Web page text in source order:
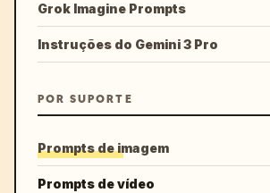
Grok Imagine Prompts
Instruções do Gemini 3 Pro
POR SUPORTE
Prompts de imagem
Prompts de vídeo